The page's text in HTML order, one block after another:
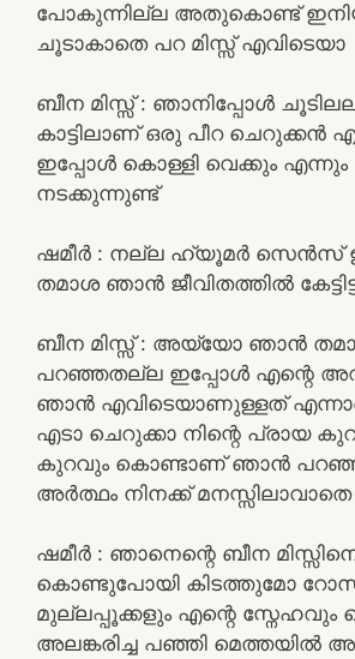
പോകുന്നില്ല അതുകൊണ്ട്
ചൂടാകാതെ പറ മിസ്സ് എവിടെയാ
ബീന മിസ്സ്‌ : ഞാനിപ്പോൾ
കാട്ടിലാണ് ഒരു പീറ ചെറുക്കൻ
ഇപ്പോൾ കൊള്ളി വെക്കും
നടക്കുന്നുണ്ട്
ഷമീർ : നല്ല ഹ്യൂമർ സെൻസ്
തമാശ ഞാൻ ജീവിതത്തിൽ
ബീന മിസ്സ്‌ : അയ്യോ ഞാൻ
പറഞ്ഞതല്ല ഇപ്പോൾ എന്റെ
ഞാൻ എവിടെയാണുള്ളത്
എടാ ചെറുക്കാ നിന്റെ പ്രായ
കുറവും കൊണ്ടാണ് ഞാൻ
അർത്ഥം നിനക്ക്
ഷമീർ : ഞാനെന്റെ ബീന
കൊണ്ടുപോയി കിടത്തുമോ
മുല്ലപ്പൂക്കളും എന്റെ സ്നേഹവും
അലങ്കരിച്ച പഞ്ഞി മെത്തയിൽ